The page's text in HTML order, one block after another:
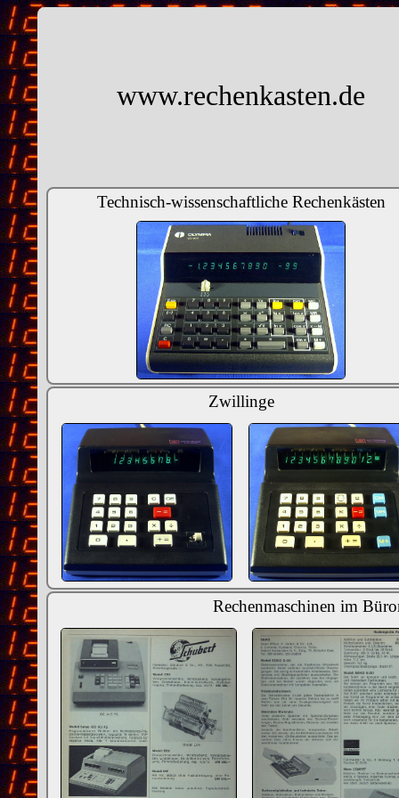
www.rechenkasten.de
Technisch-wissenschaftliche Rechenkästen
Zwillinge
Rechenmaschinen im